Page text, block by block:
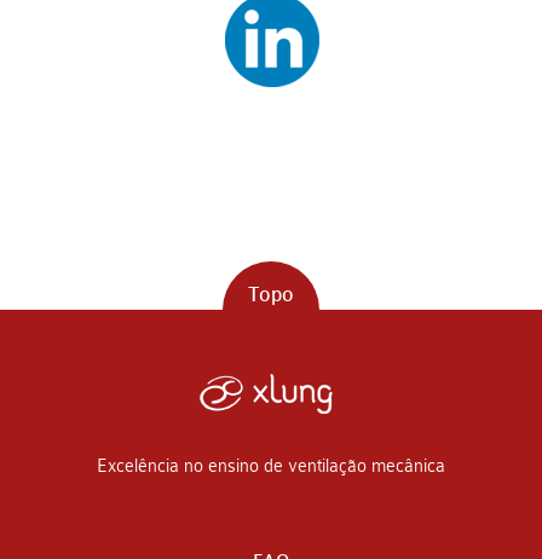
Topo
Excelência no ensino de ventilação mecânica